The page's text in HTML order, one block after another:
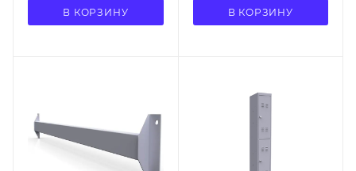
В КОРЗИНУ В КОРЗИНУ